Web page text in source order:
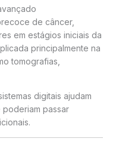
de câncer,
em estágios iniciais da
principalmente na
tomografias,
digitais ajudam
passar